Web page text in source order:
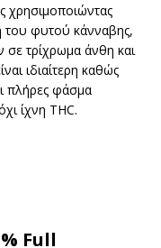
χρησιμοποιώντας
του φυτού κάνναβης,
τρίχρωμα άνθη και
ιδιαίτερη καθώς
πλήρες φάσμα
ίχνη THC.
Full